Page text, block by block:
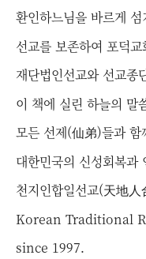
환인하느님을 바르게 섬
선교를 보존하여 포덕
재단법인선교와 선교종
이 책에 실린 하늘의 말
모든 선제(仙弟)들과
대한민국의 신성회복과
천지인합일선교(天地
Korean Traditional
since 1997.